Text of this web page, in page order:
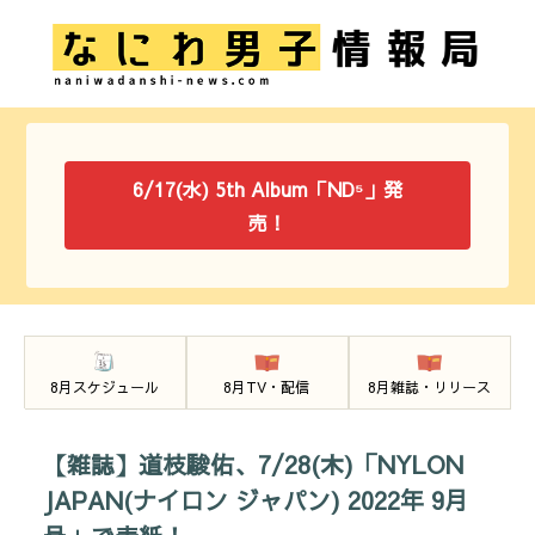
6/17(水) 5th Album「ND⁵」発
売！
8月スケジュール 8月TV・配信 8月雑誌・リリース
【雑誌】道枝駿佑、7/28(木)「NYLON
JAPAN(ナイロン ジャパン) 2022年 9月